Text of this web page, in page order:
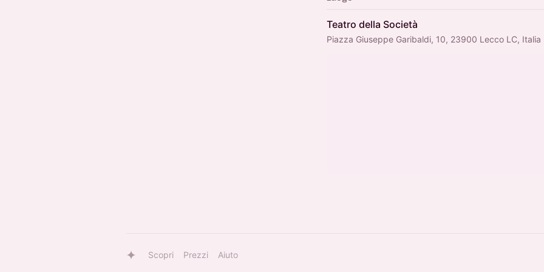
Teatro della Società
Piazza Giuseppe Garibaldi, 10, 23900 Lecco LC, Italia
Scopri Prezzi Aiuto